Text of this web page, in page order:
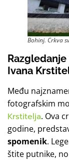
Bohinj. Crkva
Ivana
Među
fotografskim
Krstitelja. Ova
godine,
spomenik.
štite putnike,